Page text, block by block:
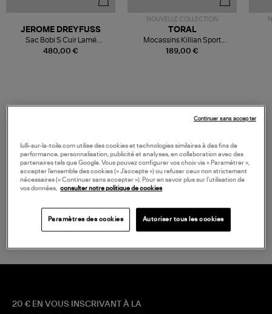
480,00 €
JEROME DREYFUSS
Sac Bobi S Cuir Lamé
Champagne
NOUVELLE COLLECTION
189,00 €
TORAL
Mocassins Killian Sport
Mousse
à partir de 150 € d'achat*
20 € EN VOUS INSCRIVANT À LA
lulli-sur-la-toile.com utilise des cookies et technologies similaires à des fins de
performance, personnalisation, publicité et analyses, en collaboration avec des
partenaires tels que Google. Vous pouvez configurer vos choix via « Paramétrer »,
accepter l’ensemble des cookies (« J’accepte ») ou refuser ceux non strictement
nécessaires (« Continuer sans accepter »). Pour en savoir plus sur l’utilisation de
vos données, consulter notre politique de cookies
Paramètres des cookies Autoriser tous les cookies
Continuer sans accepter